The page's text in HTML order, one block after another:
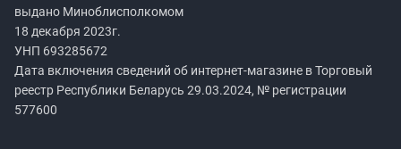
выдано Миноблисполкомом
18 декабря 2023г.
УНП 693285672
Дата включения сведений об интернет-магазине в Торговый
реестр Республики Беларусь 29.03.2024, № регистрации
577600